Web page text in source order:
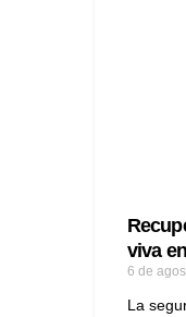
viva
6 de
La